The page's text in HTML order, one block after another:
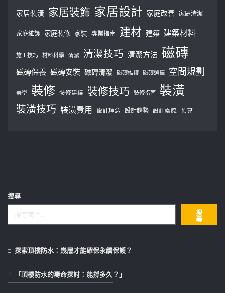
家居裝潢 家居裝飾 家居設計 家庭改善 家庭清潔
家庭維護 家庭裝修 家裝 專業指南 建材 建築 建築材料
施工技巧 材料科學 清潔 清潔技巧 清潔方法 磁磚
磁磚保養 磁磚安裝 磁磚清潔 磁磚維護 磁磚選擇 空間規劃
美學 裝修 裝修建議 裝修技巧 裝修指南 裝潢
裝潢技巧 裝潢費用 設計理念 設計趨勢 設計靈感 預算
搜尋
搜
尋
探索頂樓防水：幾層才能確保永續保護？
「頂樓防水的壽命探討：能撐多久？」